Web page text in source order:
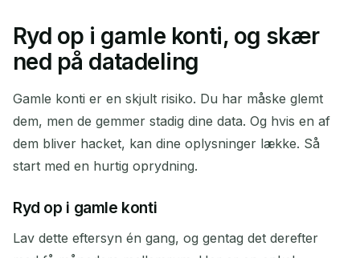
Ryd op i gamle konti, og skær
ned på datadeling
Gamle konti er en skjult risiko. Du har måske glemt
dem, men de gemmer stadig dine data. Og hvis en af
dem bliver hacket, kan dine oplysninger lække. Så
start med en hurtig oprydning.
Ryd op i gamle konti
Lav dette eftersyn én gang, og gentag det derefter